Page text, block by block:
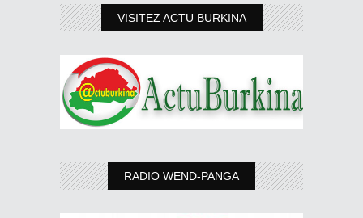
VISITEZ ACTU BURKINA
RADIO WEND-PANGA